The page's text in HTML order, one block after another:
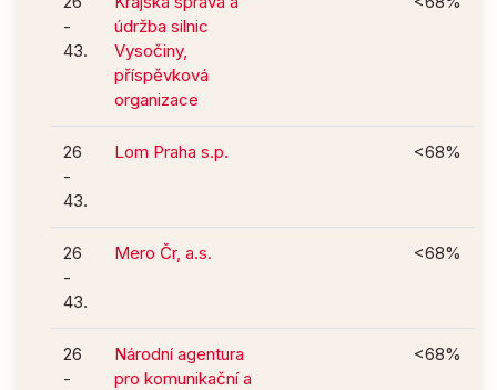
-
43.
údržba silnic
Vysočiny,
příspěvková
organizace
26
-
43.
Lom Praha s.p. <68%
26
-
43.
Mero Čr, a.s. <68%
26
-
Národní agentura
pro komunikační a
<68%